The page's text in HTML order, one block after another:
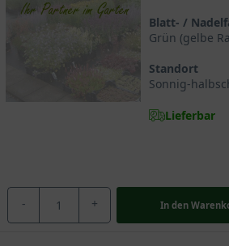
Blatt- /
Grün (gelbe
Standort
Sonnig-
Lieferbar
- + In den